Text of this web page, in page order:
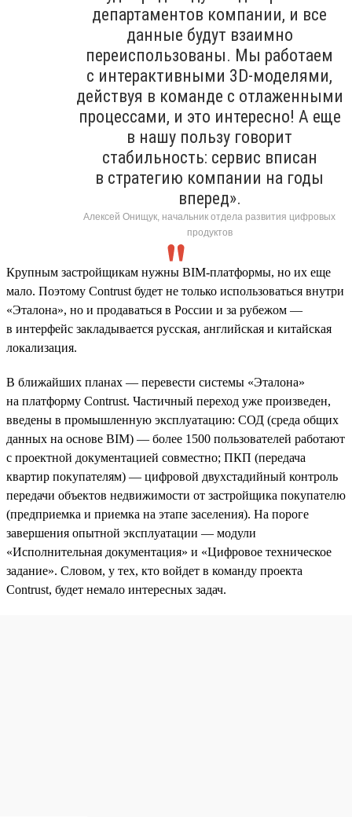
департаментов компании, и все
данные будут взаимно
переиспользованы. Мы работаем
с интерактивными 3D-моделями,
действуя в команде с отлаженными
процессами, и это интересно! А еще
в нашу пользу говорит
стабильность: сервис вписан
в стратегию компании на годы
вперед».
Алексей Онищук, начальник отдела развития цифровых
продуктов
Крупным застройщикам нужны BIM-платформы, но их еще
мало. Поэтому Contrust будет не только использоваться внутри
«Эталона», но и продаваться в России и за рубежом —
в интерфейс закладывается русская, английская и китайская
локализация.
В ближайших планах — перевести системы «Эталона»
на платформу Contrust. Частичный переход уже произведен,
введены в промышленную эксплуатацию: СОД (среда общих
данных на основе BIM) — более 1500 пользователей работают
с проектной документацией совместно; ПКП (передача
квартир покупателям) — цифровой двухстадийный контроль
передачи объектов недвижимости от застройщика покупателю
(предприемка и приемка на этапе заселения). На пороге
завершения опытной эксплуатации — модули
«Исполнительная документация» и «Цифровое техническое
задание». Словом, у тех, кто войдет в команду проекта
Contrust, будет немало интересных задач.